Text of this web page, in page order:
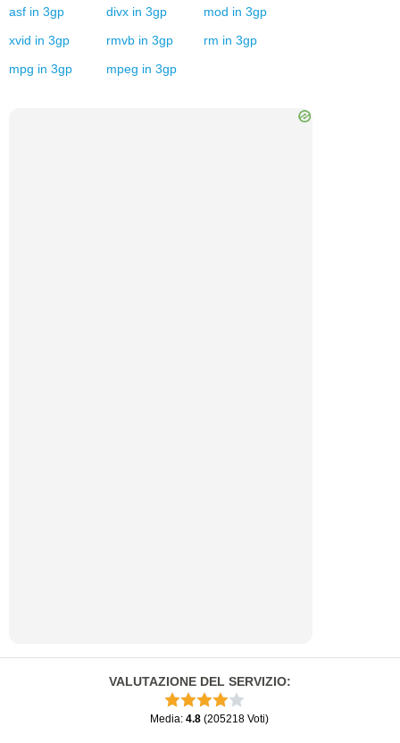
asf in 3gp divx in 3gp mod in 3gp
xvid in 3gp rmvb in 3gp rm in 3gp
mpg in 3gp mpeg in 3gp
VALUTAZIONE DEL SERVIZIO:
Media: 4.8 (205218 Voti)